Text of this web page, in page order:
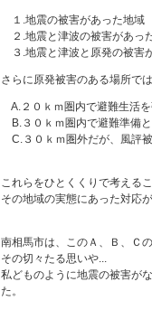
１.地震の被害があった地域
２.地震と津波の被害があっ
３.地震と津波と原発の被害
さらに原発被害のある場所で
A.２０ｋｍ圏内で避難生活
B.３０ｋｍ圏内で避難準備
C.３０ｋｍ圏外だが、風評
これらをひとくくりで考える
その地域の実態にあった対応
南相馬市は、このＡ、Ｂ、Ｃ
その切々たる思いや...
私どものように地震の被害が
た。